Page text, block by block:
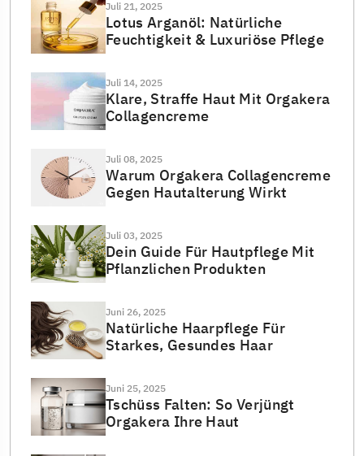
Juli 21, 2025
Lotus Arganöl: Natürliche
Feuchtigkeit & Luxuriöse Pflege
Juli 14, 2025
Klare, Straffe Haut Mit Orgakera
Collagencreme
Juli 08, 2025
Warum Orgakera Collagencreme
Gegen Hautalterung Wirkt
Juli 03, 2025
Dein Guide Für Hautpflege Mit
Pflanzlichen Produkten
Juni 26, 2025
Natürliche Haarpflege Für
Starkes, Gesundes Haar
Juni 25, 2025
Tschüss Falten: So Verjüngt
Orgakera Ihre Haut